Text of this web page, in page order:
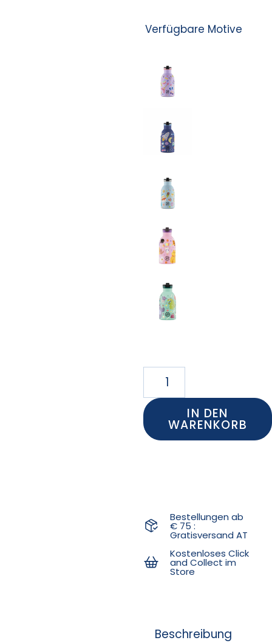
Verfügbare Motive
IN DEN
WARENKORB
Bestellungen ab
€ 75 :
Gratisversand AT
Kostenloses Click
and Collect im
Store
Beschreibung